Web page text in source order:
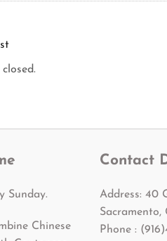
Sunday.
Chinese
Contact
Address: 40
Sacramento,
Phone :